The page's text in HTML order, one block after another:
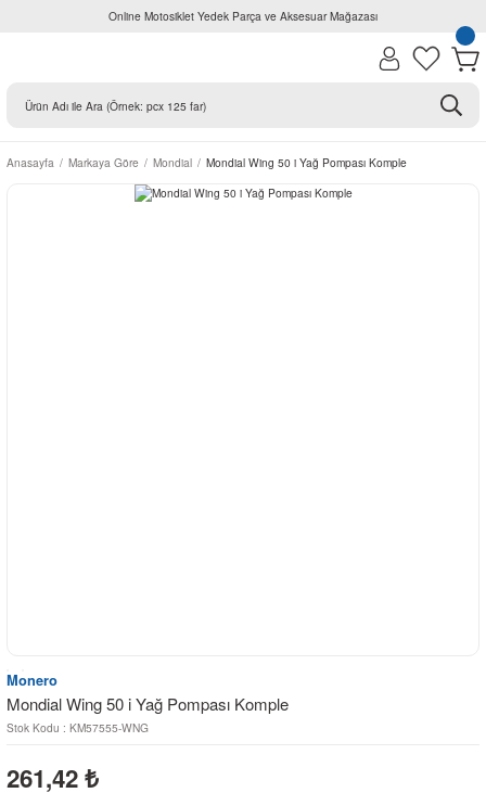
Online Motosiklet Yedek Parça ve Aksesuar Mağazası
Anasayfa Markaya Göre Mondial Mondial Wing 50 i Yağ Pompası Komple
Monero
Mondial Wing 50 i Yağ Pompası Komple
Stok Kodu : KM57555-WNG
261,42 ₺